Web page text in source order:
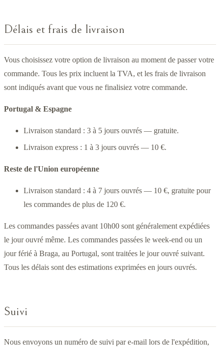
Délais et frais de livraison
Vous choisissez votre option de livraison au moment de passer votre
commande. Tous les prix incluent la TVA, et les frais de livraison
sont indiqués avant que vous ne finalisiez votre commande.
Portugal & Espagne
Livraison standard : 3 à 5 jours ouvrés — gratuite.
Livraison express : 1 à 3 jours ouvrés — 10 €.
Reste de l'Union européenne
Livraison standard : 4 à 7 jours ouvrés — 10 €, gratuite pour
les commandes de plus de 120 €.
Les commandes passées avant 10h00 sont généralement expédiées
le jour ouvré même. Les commandes passées le week-end ou un
jour férié à Braga, au Portugal, sont traitées le jour ouvré suivant.
Tous les délais sont des estimations exprimées en jours ouvrés.
Suivi
Nous envoyons un numéro de suivi par e-mail lors de l'expédition,